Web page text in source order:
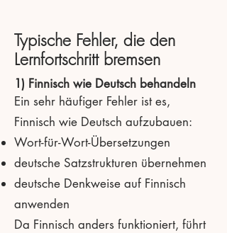
Typische Fehler, die den
Lernfortschritt bremsen
1) Finnisch wie Deutsch behandeln
Ein sehr häufiger Fehler ist es,
Finnisch wie Deutsch aufzubauen:
Wort-für-Wort-Übersetzungen
deutsche Satzstrukturen übernehmen
deutsche Denkweise auf Finnisch
anwenden
Da Finnisch anders funktioniert, führt